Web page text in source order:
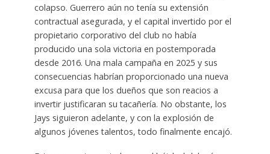
colapso. Guerrero aún no tenía su extensión
contractual asegurada, y el capital invertido por el
propietario corporativo del club no había
producido una sola victoria en postemporada
desde 2016. Una mala campaña en 2025 y sus
consecuencias habrían proporcionado una nueva
excusa para que los dueños que son reacios a
invertir justificaran su tacañería. No obstante, los
Jays siguieron adelante, y con la explosión de
algunos jóvenes talentos, todo finalmente encajó.